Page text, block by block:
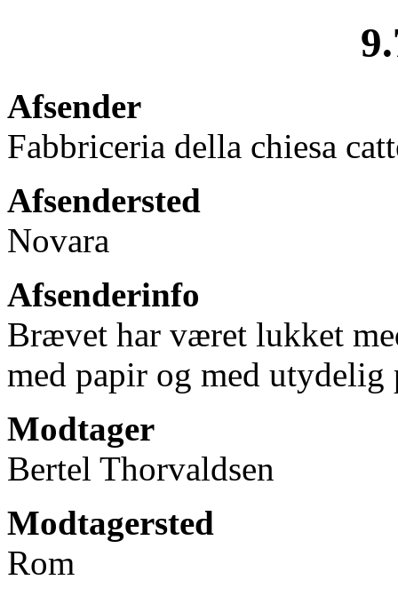
Afsender
Fabbriceria della chiesa
Afsendersted
Novara
Afsenderinfo
Brævet har været lukket
med papir og med
Modtager
Bertel Thorvaldsen
Modtagersted
Rom